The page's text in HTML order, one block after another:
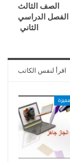
الصف الثالث
الفصل الدراسي
الثاني
اقرأ لنفس الكاتب